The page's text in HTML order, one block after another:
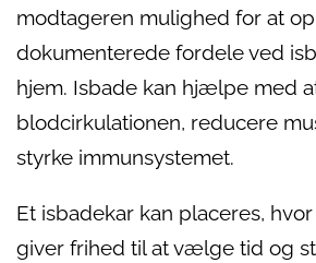
modtageren mulighed for at
dokumenterede fordele ved
hjem. Isbade kan hjælpe med
blodcirkulationen, reducere
styrke immunsystemet.
Et isbadekar kan placeres,
giver frihed til at vælge tid og